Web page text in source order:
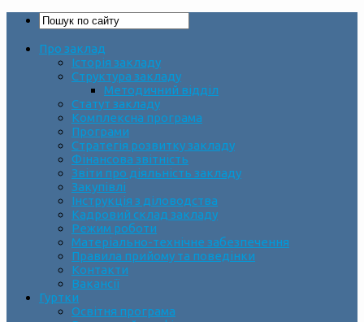
Про заклад
Історія закладу
Структура закладу
Методичний відділ
Статут закладу
Комплексна програма
Програми
Стратегія розвитку закладу
Фінансова звітність
Звіти про діяльність закладу
Закупівлі
Інструкція з діловодства
Кадровий склад закладу
Режим роботи
Матеріально-технічне забезпечення
Правила прийому та поведінки
Контакти
Вакансії
Гуртки
Освітня програма